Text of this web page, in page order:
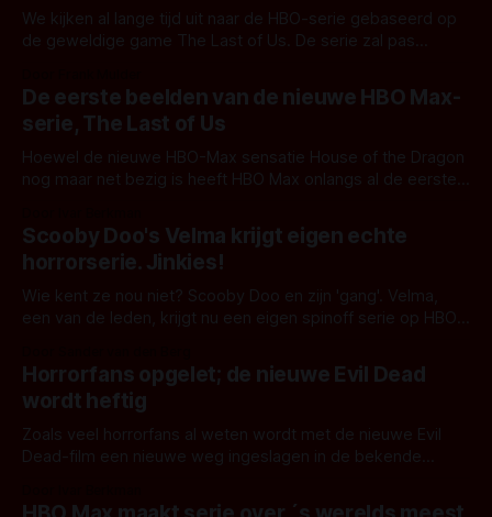
We kijken al lange tijd uit naar de HBO-serie gebaseerd op
de geweldige game The Last of Us. De serie zal pas
maar de eerste beelden zijn nú hier te zien. The Last of Us
serie speelt zich twintig
De eerste beelden van de nieuwe HBO Max-
serie, The Last of Us
Hoewel de nieuwe HBO-Max sensatie House of the Dragon
nog maar net bezig is heeft HBO Max onlangs al de eerste
een tv-serie gebaseerd op de populaire
videogamefranchise, The Last of Us seizoen 1. Voor
mensen die nog niet bekend
Scooby Doo's Velma krijgt eigen echte
horrorserie. Jinkies!
Wie kent ze nou niet? Scooby Doo en zijn 'gang'. Velma,
een van de leden, krijgt nu een eigen spinoff serie op HBO
voor volwassenen en zal ons nog flink doen verbazen. En
dat is alleen
Horrorfans opgelet; de nieuwe Evil Dead
wordt heftig
Zoals veel horrorfans al weten wordt met de nieuwe Evil
Dead-film een nieuwe weg ingeslagen in de bekende
Ash Williams wordt de kijker met dit nieuwe deel een